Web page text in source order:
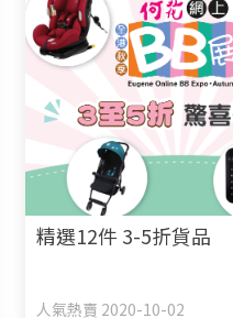
精選12件 3-5折貨品
人氣熱賣 2020-10-02